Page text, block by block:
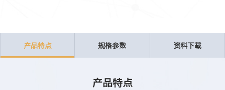
产品特点 规格参数 资料下载
产品特点